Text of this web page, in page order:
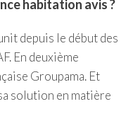
habitation avis ?
depuis le début des
En deuxième
Groupama. Et
solution en matière